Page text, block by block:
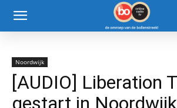
Noordwijk
[AUDIO] Liberation
gestart in Noordwijk